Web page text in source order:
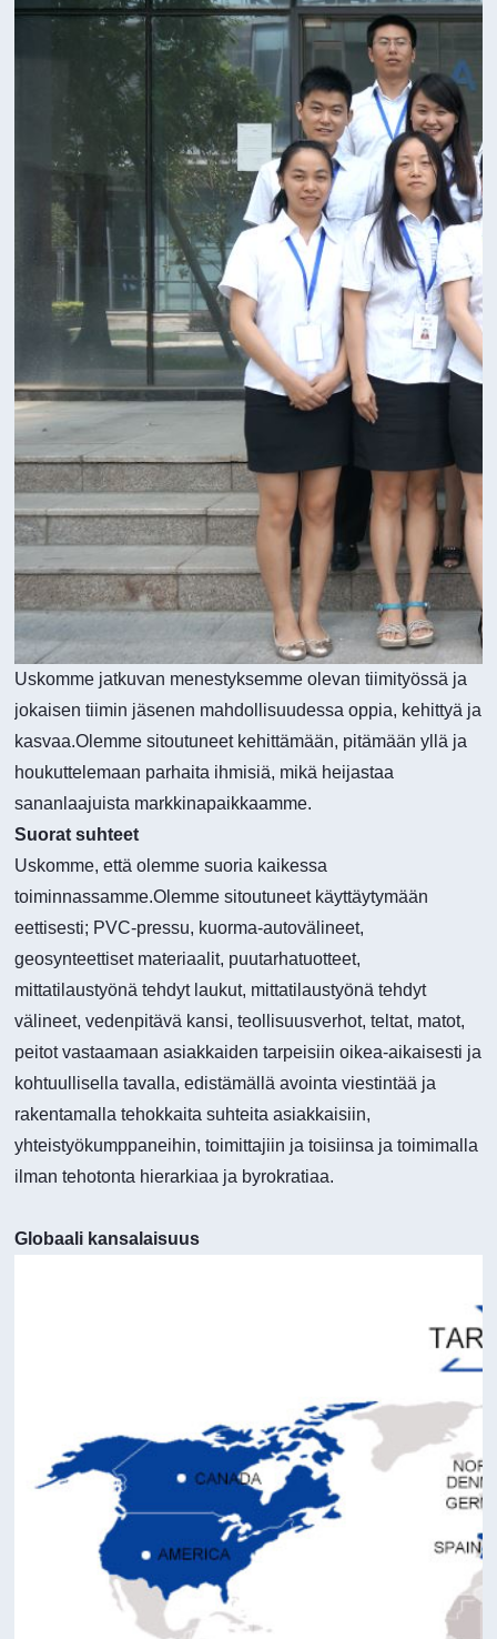
Uskomme jatkuvan menestyksemme olevan tiimityössä ja
jokaisen tiimin jäsenen mahdollisuudessa oppia, kehittyä ja
kasvaa.Olemme sitoutuneet kehittämään, pitämään yllä ja
houkuttelemaan parhaita ihmisiä, mikä heijastaa
sananlaajuista markkinapaikkaamme.
Suorat suhteet
Uskomme, että olemme suoria kaikessa
toiminnassamme.Olemme sitoutuneet käyttäytymään
eettisesti; PVC-pressu, kuorma-autovälineet,
geosynteettiset materiaalit, puutarhatuotteet,
mittatilaustyönä tehdyt laukut, mittatilaustyönä tehdyt
välineet, vedenpitävä kansi, teollisuusverhot, teltat, matot,
peitot vastaamaan asiakkaiden tarpeisiin oikea-aikaisesti ja
kohtuullisella tavalla, edistämällä avointa viestintää ja
rakentamalla tehokkaita suhteita asiakkaisiin,
yhteistyökumppaneihin, toimittajiin ja toisiinsa ja toimimalla
ilman tehotonta hierarkiaa ja byrokratiaa.
Globaali kansalaisuus